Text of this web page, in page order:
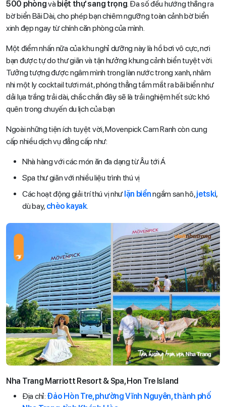
500 phòngvà biệt thự sang trọng. Đa số đều hướng thẳng ra
bờ biển Bãi Dài, cho phép bạn chiêm ngưỡng toàn cảnh bờ biển
xinh đẹp ngay từ chính căn phòng của mình.
Một điểm nhấn nữa của khu nghỉ dưỡng này là hồ bơi vô cực, nơi
bạn được tự do thư giãn và tận hưởng khung cảnh biển tuyệt vời.
Tưởng tượng được ngâm mình trong làn nước trong xanh, nhâm
nhi một ly cocktail tươi mát, phóng thẳng tầm mắt ra bãi biển như
dải lụa trắng trải dài, chắc chắn đây sẽ là trải nghiệm hết sức khó
quên trong chuyến du lịch của bạn
Ngoài những tiện ích tuyệt vời, Movenpick Cam Ranh còn cung
cấp nhiều dịch vụ đẳng cấp như:
Nhà hàng với các món ăn đa dạng từ Âu tới Á
Spa thư giãn với nhiều liệu trình thú vị
Các hoạt động giải trí thú vị như lặn biểnngắm san hô,jetski,
dù bay, chèo kayak.
Nha Trang Marriott Resort & Spa, Hon Tre Island
Địa chỉ: Đảo Hòn Tre, phường Vĩnh Nguyên, thành phố